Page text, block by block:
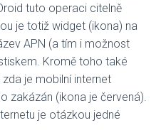
tuto operaci citelně
je totiž widget (ikona) na
APN (a tím i možnost
Kromě toho také
je mobilní internet
zakázán (ikona je červená).
je otázkou jedné